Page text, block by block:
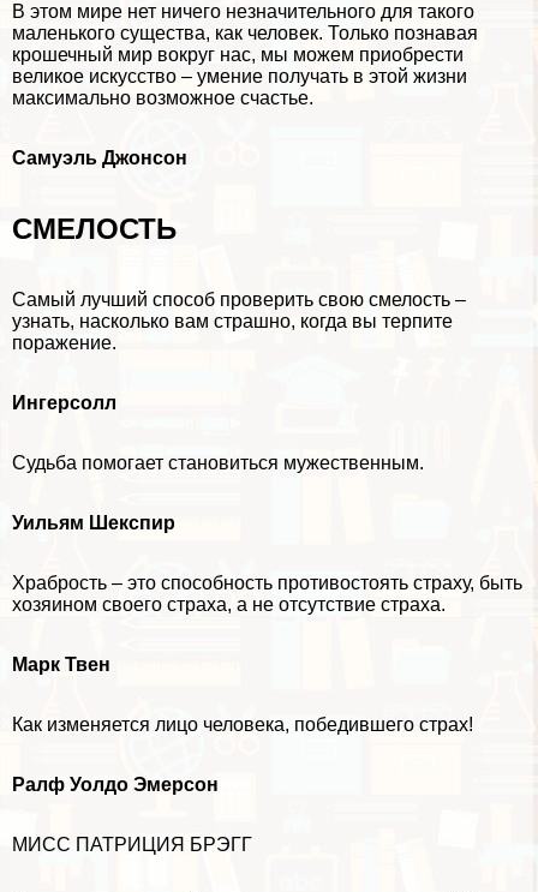
В этом мире нет ничего незначительного для такого
маленького существа, как человек. Только познавая
крошечный мир вокруг нас, мы можем приобрести
великое искусство – умение получать в этой жизни
максимально возможное счастье.
Самуэль Джонсон
СМЕЛОСТЬ
Самый лучший способ проверить свою смелость –
узнать, насколько вам страшно, когда вы терпите
поражение.
Ингерсолл
Судьба помогает становиться мужественным.
Уильям Шекспир
Храбрость – это способность противостоять страху, быть
хозяином своего стpaxa, а не отсутствие стpaxa.
Марк Твен
Как изменяется лицо человека, победившего страх!
Ралф Уолдо Эмерсон
МИСС ПАТРИЦИЯ БРЭГГ